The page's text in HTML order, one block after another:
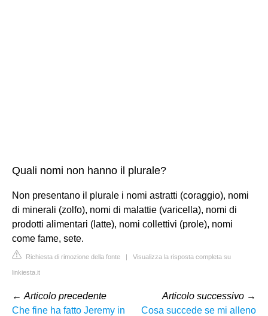
Quali nomi non hanno il plurale?
Non presentano il plurale i nomi astratti (coraggio), nomi
di minerali (zolfo), nomi di malattie (varicella), nomi di
prodotti alimentari (latte), nomi collettivi (prole), nomi
come fame, sete.
Richiesta di rimozione della fonte | Visualizza la risposta completa su
linkiesta.it
← Articolo precedente
Che fine ha fatto Jeremy in
Articolo successivo →
Cosa succede se mi alleno